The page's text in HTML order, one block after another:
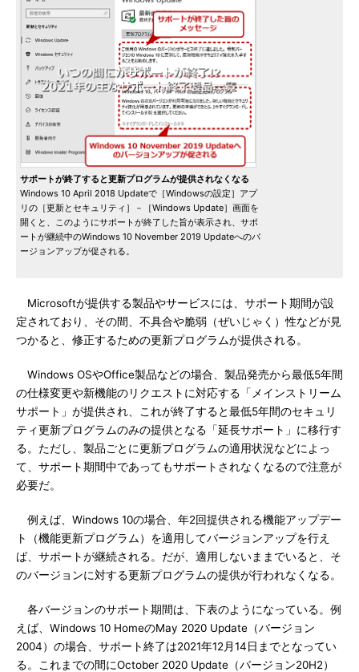
サポートが終了すると更新プログラムが提供されなくなる
Windows 10 April 2018 Updateで［Windowsの設定］アプ
リの［更新とセキュリティ］－［Windows Update］画面を
開くと、このようにサポートが終了した旨が表示され、サポ
ートが継続中のWindows 10 November 2019 Updateへのバ
ージョンアップが促される。
Microsoftが提供する製品やサービスには、サポート期間が設
定されており、その間、不具合や脆弱（ぜいじゃく）性などが見
つかると、修正するための更新プログラムが提供される。
Windows OSやOffice製品などの場合、製品発売から最低5年間
の仕様変更や新機能のリクエストに対応する「メインストリーム
サポート」が提供され、これが終了すると最低5年間のセキュリ
ティ更新プログラムのみの提供となる「延長サポート」に移行す
る。ただし、製品ごとに更新プログラムの適用状況などによっ
て、サポート期間中であってもサポートされなくなるので注意が
必要だ。
例えば、Windows 10の場合、年2回提供される機能アップデー
ト（機能更新プログラム）を適用してバージョンアップを行え
ば、サポートが継続される。だが、適用しないままでいると、そ
のバージョンに対する更新プログラムの提供が行われなくなる。
各バージョンのサポート期間は、下表のようになっている。例
えば、Windows 10 HomeのMay 2020 Update（バージョン
2004）の場合、サポート終了は2021年12月14日までとなってい
る。これまでの間にOctober 2020 Update（バージョン20H2）